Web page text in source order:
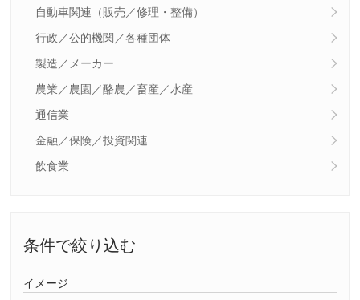
自動車関連（販売／修理・整備）
行政／公的機関／各種団体
製造／メーカー
農業／農園／酪農／畜産／水産
通信業
金融／保険／投資関連
飲食業
条件で絞り込む
イメージ